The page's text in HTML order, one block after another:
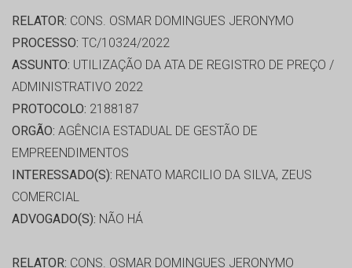
RELATOR: CONS. OSMAR DOMINGUES JERONYMO
PROCESSO: TC/10324/2022
ASSUNTO: UTILIZAÇÃO DA ATA DE REGISTRO DE PREÇO /
ADMINISTRATIVO 2022
PROTOCOLO: 2188187
ORGÃO: AGÊNCIA ESTADUAL DE GESTÃO DE
EMPREENDIMENTOS
INTERESSADO(S): RENATO MARCILIO DA SILVA, ZEUS
COMERCIAL
ADVOGADO(S): NÃO HÁ
RELATOR: CONS. OSMAR DOMINGUES JERONYMO